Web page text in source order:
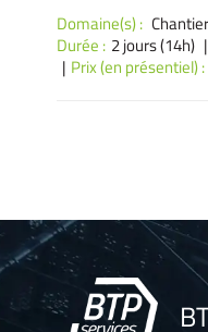
Domaine(s) :
Durée : 2 jours (14h)
Prix (en présentiel) :
publications